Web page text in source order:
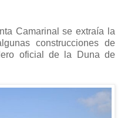
Camarinal se extraía la
construcciones de
oficial de la Duna de